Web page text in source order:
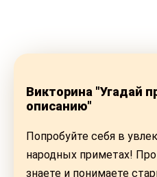
Викторина "Угадай
описанию"
Попробуйте себя в
народных приметах!
знаете и понимаете